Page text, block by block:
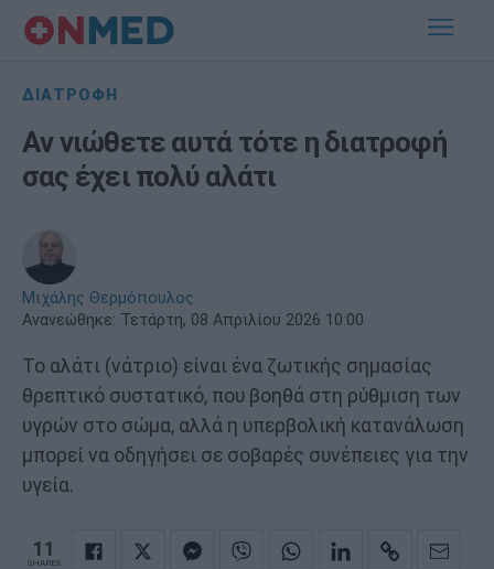
ΔΙΑΤΡΟΦΗ
Αν νιώθετε αυτά τότε η διατροφή
σας έχει πολύ αλάτι
Μιχάλης Θερμόπουλος
Ανανεώθηκε: Τετάρτη, 08 Απριλίου 2026 10:00
Το αλάτι (νάτριο) είναι ένα ζωτικής σημασίας
θρεπτικό συστατικό, που βοηθά στη ρύθμιση των
υγρών στο σώμα, αλλά η υπερβολική κατανάλωση
μπορεί να οδηγήσει σε σοβαρές συνέπειες για την
υγεία.
11
SHARES